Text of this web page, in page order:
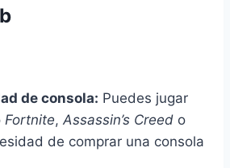
de consola: Puedes jugar
Fortnite, Assassin’s Creed o
de comprar una consola